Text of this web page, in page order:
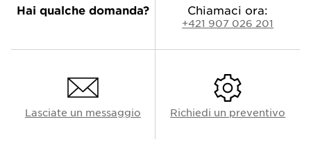
Hai qualche domanda? Chiamaci ora:
+421 907 026 201
Lasciate un messaggio Richiedi un preventivo